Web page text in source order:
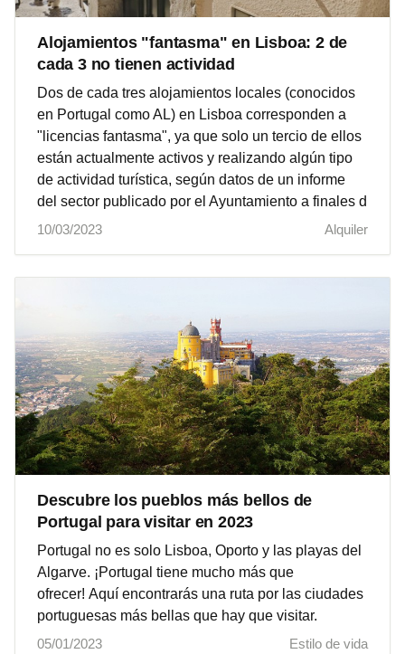
Alojamientos "fantasma" en Lisboa: 2 de
cada 3 no tienen actividad
Dos de cada tres alojamientos locales (conocidos
en Portugal como AL) en Lisboa corresponden a
"licencias fantasma", ya que solo un tercio de ellos
están actualmente activos y realizando algún tipo
de actividad turística, según datos de un informe
del sector publicado por el Ayuntamiento a finales d
10/03/2023
Alquiler
Descubre los pueblos más bellos de
Portugal para visitar en 2023
Portugal no es solo Lisboa, Oporto y las playas del
Algarve. ¡Portugal tiene mucho más que
ofrecer! Aquí encontrarás una ruta por las ciudades
portuguesas más bellas que hay que visitar.
05/01/2023
Estilo de vida